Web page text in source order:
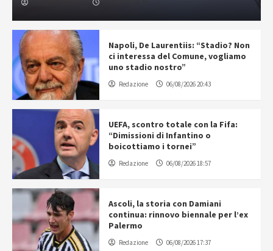
Napoli, De Laurentiis: “Stadio? Non
ci interessa del Comune, vogliamo
uno stadio nostro”
Redazione 06/08/2026 20:43
UEFA, scontro totale con la Fifa:
“Dimissioni di Infantino o
boicottiamo i tornei”
Redazione 06/08/2026 18:57
Ascoli, la storia con Damiani
continua: rinnovo biennale per l’ex
Palermo
Redazione 06/08/2026 17:37